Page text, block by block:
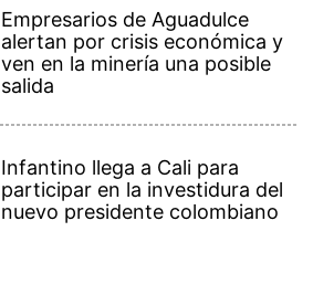
Empresarios de Aguadulce
alertan por crisis económica y
ven en la minería una posible
salida
Infantino llega a Cali para
participar en la investidura del
nuevo presidente colombiano